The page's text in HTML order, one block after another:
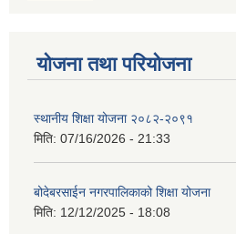
योजना तथा परियोजना
स्थानीय शिक्षा योजना २०८२-२०९१
मिति: 07/16/2026 - 21:33
बोदेबरसाईन नगरपालिकाको शिक्षा योजना
मिति: 12/12/2025 - 18:08